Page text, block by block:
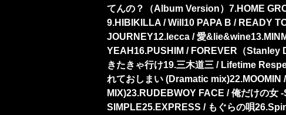
てんの？（Album Version）7.HOME
9.HIBIKILLA / Will10 PAPA B / READY
JOURNEY12.lecca / 愛
YEAH16.PUSHIM / FOREVER（
きたきゃ行け19.三木道三 / Lifetime
れておしまい (Dramatic
MIX)23.RUDEBWOY FACE / 俺だけの
SIMPLE25.EXPRESS / もぐらの唄